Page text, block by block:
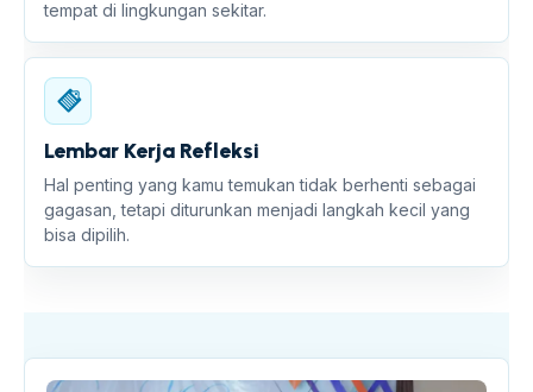
tempat di lingkungan sekitar.
Lembar Kerja Refleksi
Hal penting yang kamu temukan tidak berhenti sebagai
gagasan, tetapi diturunkan menjadi langkah kecil yang
bisa dipilih.